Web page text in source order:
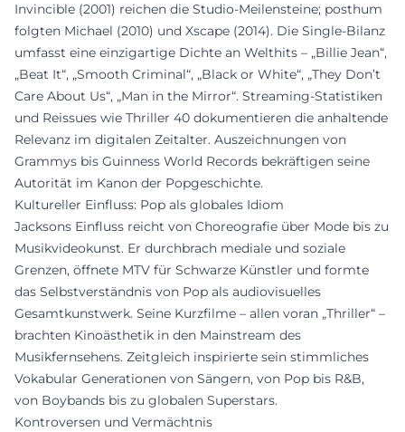
Invincible (2001) reichen die Studio-Meilensteine; posthum
folgten Michael (2010) und Xscape (2014). Die Single-Bilanz
umfasst eine einzigartige Dichte an Welthits – „Billie Jean“,
„Beat It“, „Smooth Criminal“, „Black or White“, „They Don’t
Care About Us“, „Man in the Mirror“. Streaming-Statistiken
und Reissues wie Thriller 40 dokumentieren die anhaltende
Relevanz im digitalen Zeitalter. Auszeichnungen von
Grammys bis Guinness World Records bekräftigen seine
Autorität im Kanon der Popgeschichte.
Kultureller Einfluss: Pop als globales Idiom
Jacksons Einfluss reicht von Choreografie über Mode bis zu
Musikvideokunst. Er durchbrach mediale und soziale
Grenzen, öffnete MTV für Schwarze Künstler und formte
das Selbstverständnis von Pop als audiovisuelles
Gesamtkunstwerk. Seine Kurzfilme – allen voran „Thriller“ –
brachten Kinoästhetik in den Mainstream des
Musikfernsehens. Zeitgleich inspirierte sein stimmliches
Vokabular Generationen von Sängern, von Pop bis R&B,
von Boybands bis zu globalen Superstars.
Kontroversen und Vermächtnis